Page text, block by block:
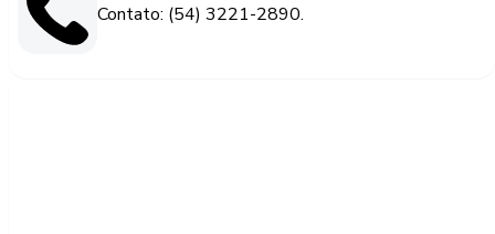
Contato: (54) 3221-2890.